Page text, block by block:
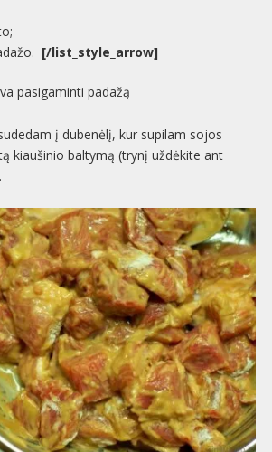
[/list_style_arrow]
pasi­ga­minti padažą
į dube­nėlį, kur supi­lam sojos
kiau­ši­nio bal­tymą (trynį uždė­kite ant